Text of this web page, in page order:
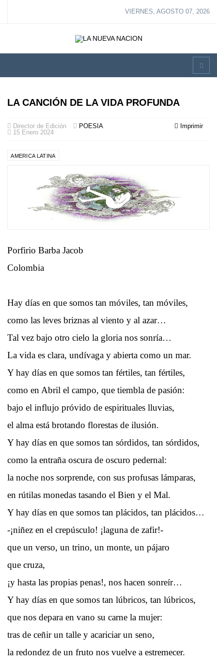
VIERNES, AGOSTO 07, 2026
LA CANCIÓN DE LA VIDA PROFUNDA
Imprimir
Director de Edición
POESIA
15 Enero 2024
AMERICA LATINA
Porfirio Barba Jacob
Colombia
Hay días en que somos tan móviles, tan móviles,
como las leves briznas al viento y al azar…
Tal vez bajo otro cielo la gloria nos sonría…
La vida es clara, undívaga y abierta como un mar.
Y hay días en que somos tan fértiles, tan fértiles,
como en Abril el campo, que tiembla de pasión:
bajo el influjo próvido de espirituales lluvias,
el alma está brotando florestas de ilusión.
Y hay días en que somos tan sórdidos, tan sórdidos,
como la entraña oscura de oscuro pedernal:
la noche nos sorprende, con sus profusas lámparas,
en rútilas monedas tasando el Bien y el Mal.
Y hay días en que somos tan plácidos, tan plácidos…
-¡niñez en el crepúsculo! ¡laguna de zafir!-
que un verso, un trino, un monte, un pájaro
que cruza,
¡y hasta las propias penas!, nos hacen sonreír…
Y hay días en que somos tan lúbricos, tan lúbricos,
que nos depara en vano su carne la mujer:
tras de ceñir un talle y acariciar un seno,
la redondez de un fruto nos vuelve a estremecer.